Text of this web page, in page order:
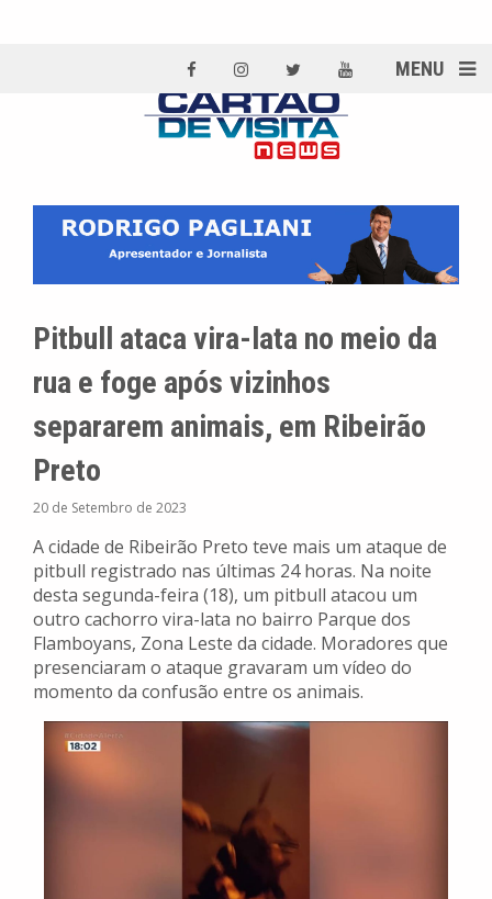
MENU
Pitbull ataca vira-lata no meio da
rua e foge após vizinhos
separarem animais, em Ribeirão
Preto
20 de Setembro de 2023
A cidade de Ribeirão Preto teve mais um ataque de
pitbull registrado nas últimas 24 horas. Na noite
desta segunda-feira (18), um pitbull atacou um
outro cachorro vira-lata no bairro Parque dos
Flamboyans, Zona Leste da cidade. Moradores que
presenciaram o ataque gravaram um vídeo do
momento da confusão entre os animais.